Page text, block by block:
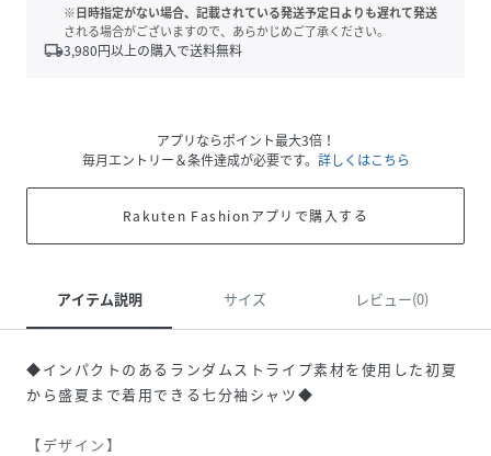
※日時指定がない場合、記載されている発送予定日よりも遅れて発送
される場合がございますので、あらかじめご了承ください。
local_shipping3,980円以上の購入で送料無料
アプリならポイント最大3倍！
毎月エントリー＆条件達成が必要です。 詳しくはこちら
Rakuten Fashionアプリで購入する
アイテム説明 サイズ レビュー(0)
◆インパクトのあるランダムストライプ素材を使用した初夏
から盛夏まで着用できる七分袖シャツ◆
【デザイン】